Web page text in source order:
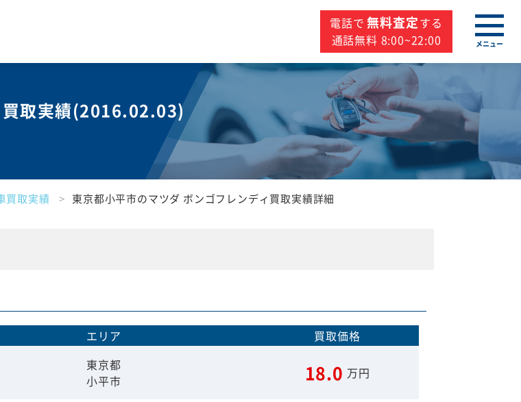
電話で 無料査定する
通話無料 8:00~22:00
メニュー
取実績(2016.02.03)
買取実績 東京都小平市のマツダ ボンゴフレンディ買取実績詳細
エリア
東京都
小平市
買取価格
18.0 万円